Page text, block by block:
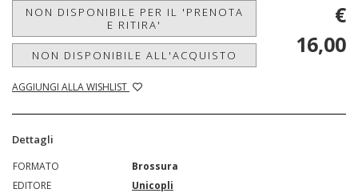
NON DISPONIBILE PER IL 'PRENOTA
E RITIRA'
NON DISPONIBILE ALL'ACQUISTO
AGGIUNGI ALLA WISHLIST
€
16,00
Dettagli
FORMATO
Brossura
EDITORE
Unicopli